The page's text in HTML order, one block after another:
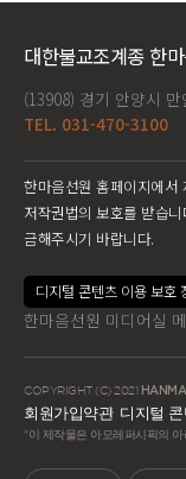
대한불교조계종 한
(13908) 경기 안양시
TEL. 031-470-3100
한마음선원 홈페이지에서
저작권법의 보호를 받습
금해주시기 바랍니다.
디지털 콘텐츠 이용 보호
한마음선원 미디어실
COPYRIGHT (C) 2021
회원가입약관 디지털
"이 제작물은 아모레퍼시픽의